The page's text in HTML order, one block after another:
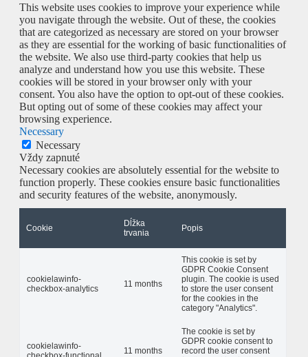
This website uses cookies to improve your experience while
you navigate through the website. Out of these, the cookies
that are categorized as necessary are stored on your browser
as they are essential for the working of basic functionalities of
the website. We also use third-party cookies that help us
analyze and understand how you use this website. These
cookies will be stored in your browser only with your
consent. You also have the option to opt-out of these cookies.
But opting out of some of these cookies may affect your
browsing experience.
Necessary
Necessary
Vždy zapnuté
Necessary cookies are absolutely essential for the website to
function properly. These cookies ensure basic functionalities
and security features of the website, anonymously.
Cookie
Dĺžka
trvania
Popis
cookielawinfo-
checkbox-analytics
11 months
This cookie is set by
GDPR Cookie Consent
plugin. The cookie is used
to store the user consent
for the cookies in the
category "Analytics".
cookielawinfo-
11 months
The cookie is set by
GDPR cookie consent to
record the user consent